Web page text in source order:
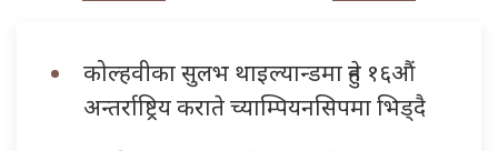
कोल्हवीका सुलभ थाइल्यान्डमा हुने १६औं
अन्तर्राष्ट्रिय कराते च्याम्पियनसिपमा भिड्दै